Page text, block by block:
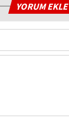
YORUM EKLE